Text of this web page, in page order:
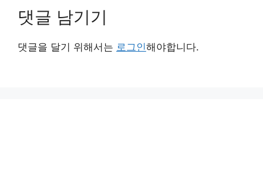
댓글 남기기
댓글을 달기 위해서는 로그인해야합니다.